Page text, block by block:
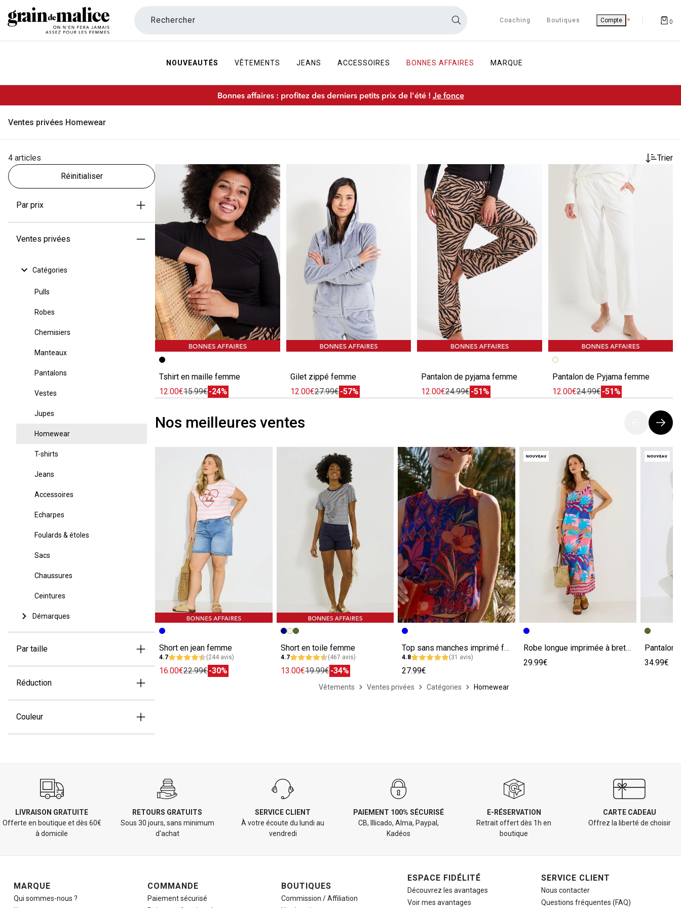
Rechercher Coaching Boutiques Compte 0
NOUVEAUTÉS VÊTEMENTS JEANS ACCESSOIRES BONNES AFFAIRES MARQUE
Bonnes affaires : profitez des derniers petits prix de l'été ! Je fonce
Ventes privées Homewear
4 articles
Trier
Réinitialiser
Par prix
Ventes privées
Catégories
Pulls
Robes
Chemisiers
Manteaux
Pantalons
Vestes
Jupes
Homewear
T-shirts
Jeans
Accessoires
Echarpes
Foulards & étoles
Sacs
Chaussures
Ceintures
Démarques
Par taille
Réduction
Couleur
Image précédente
Image suivante
Tshirt en maille femme
12.00€15.99€-24%
Gilet zippé femme
12.00€27.99€-57%
Pantalon de pyjama femme
12.00€24.99€-51%
Image précédente
Image suivante
Pantalon de Pyjama femme
12.00€24.99€-51%
Nos meilleures ventes
Short en jean femme
4.7 (244 avis)
16.00€22.99€-30%
Short en toile femme
4.7 (467 avis)
13.00€19.99€-34%
Top sans manches imprimé femme
4.8 (31 avis)
27.99€
Robe longue imprimée à bretelles
29.99€
34.99€
Vêtements Ventes privées Catégories Homewear
LIVRAISON GRATUITE
Offerte en boutique et dès 60€
à domicile
RETOURS GRATUITS
Sous 30 jours, sans minimum
d'achat
SERVICE CLIENT
À votre écoute du lundi au
vendredi
PAIEMENT 100% SÉCURISÉ
CB, Illicado, Alma, Paypal,
Kadéos
E-RÉSERVATION
Retrait offert dès 1h en
boutique
CARTE CADEAU
Offrez la liberté de choisir
Navigation de pied de page
MARQUE
Qui sommes-nous ?
COMMANDE
Paiement sécurisé
BOUTIQUES
Commission / Affiliation
ESPACE FIDÉLITÉ
Découvrez les avantages
Voir mes avantages
SERVICE CLIENT
Nous contacter
Questions fréquentes (FAQ)